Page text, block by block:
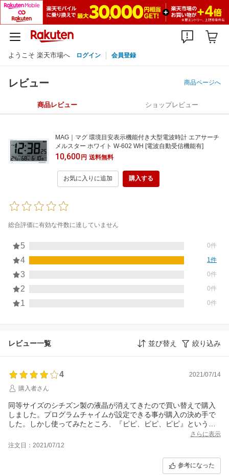
ようこそ 楽天市場へ ログイン 会員登録
レビュー 商品ページへ
商品レビュー ショップレビュー
MAG｜マグ 環境目安表示機能付き大型電波時計 エアサーチ
メルスター ホワイト W-602 WH [電波自動受信機能有]
10,600円 送料無料
お気に入りに追加 購入する
総合評価に有効な件数に達していません
5 0件
4 1件
3 0件
2 0件
1 0件
レビュー一覧 並び替え 絞り込み
4
2021/07/14
購入者さん
同等サイズのシチズン製の液晶が消えてきたので買い替えで購入
しました。プログラムチャイムが設定できる事が購入の決め手で
した。しかし使ってみたところ、『ピピ、ピピ、ピピ』という音
でした。合図にはなりますがこの音はチャイムとは言わないと思
います。Wikipediaにも『チャイムは鐘の音のような…』とありま
でそういう音を期待していましたので星マイナス１です。
さらに表示
注文日：2021/07/12
参考になった